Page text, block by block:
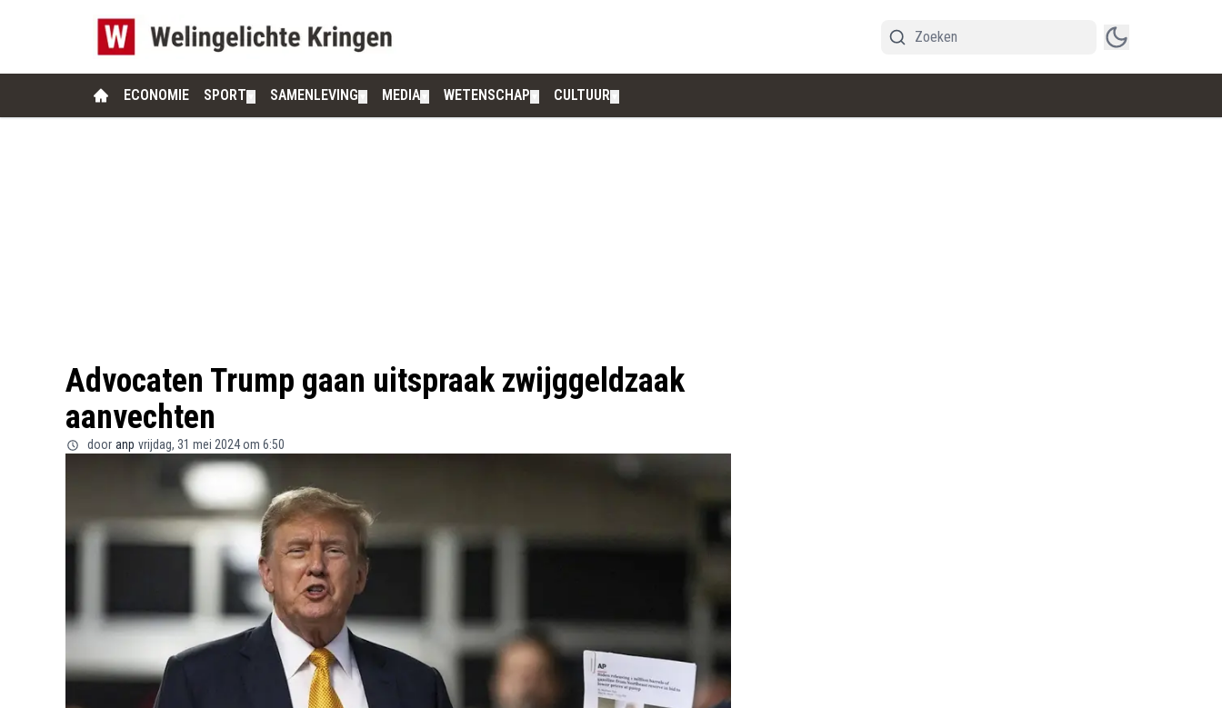
ECONOMIE SPORT SAMENLEVING MEDIA WETENSCHAP CULTUUR
Advocaten Trump gaan uitspraak zwijggeldzaak
aanvechten
door anp vrijdag, 31 mei 2024 om 6:50